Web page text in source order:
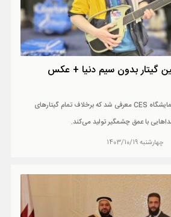
گیتار بدون سیم دنیا + عکس
اولین گیتار بی‌سیم جهان در نمایشگاه CES معرفی شد که برخلاف تمام گیتارهای
با عمق چشمگیر تولید می‌کند.
چهارشنبه 1403/10/19